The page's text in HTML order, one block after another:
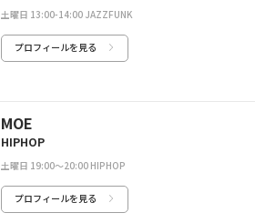
土曜日 13:00-14:00 JAZZFUNK
プロフィールを見る
MOE
HIPHOP
土曜日 19:00〜20:00 HIPHOP
プロフィールを見る